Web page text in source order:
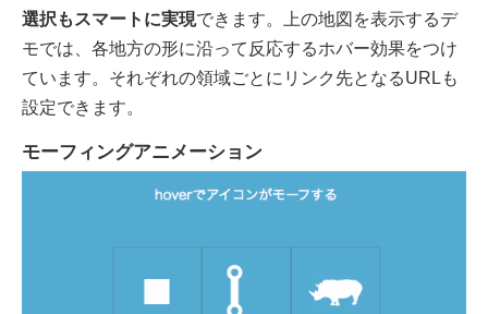
選択もスマートに実現できます。上の地図を表示するデ
モでは、各地方の形に沿って反応するホバー効果をつけ
ています。それぞれの領域ごとにリンク先となるURLも
設定できます。
モーフィングアニメーション